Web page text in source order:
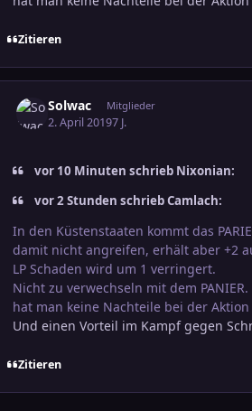
Zitieren
Solwac Mitglieder
2. April 20197 J.
vor 10 Minuten schrieb Nixonian:
vor 2 Stunden schrieb Camlach:
In den Küstenstaaten kommt das
damit nicht angreifen, erhält aber +2
LP Schaden wird um 1 verringert.
Nicht zu verwechseln mit dem
hat man keine Nachteile bei der
Und einen Vorteil im Kampf gegen
Zitieren